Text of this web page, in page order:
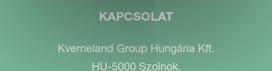
KAPCSOLAT
Kverneland Group Hungária Kft.
HU-5000 Szolnok,